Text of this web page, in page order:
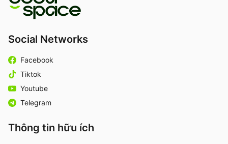
Social Networks
Facebook
Tiktok
Youtube
Telegram
Thông tin hữu ích